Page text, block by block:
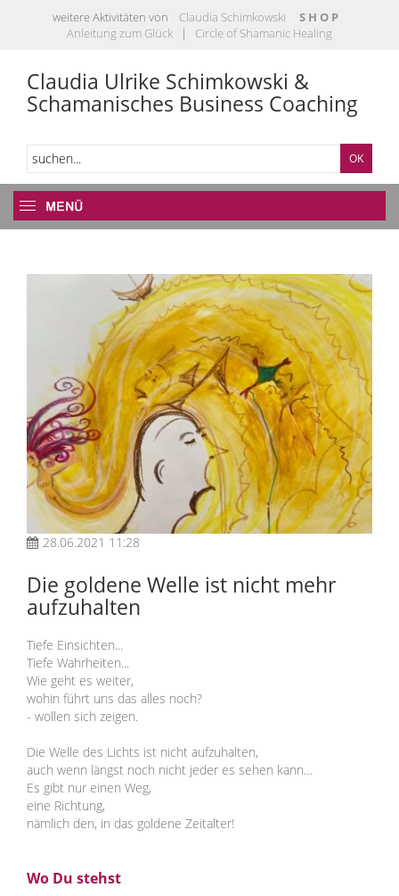
weitere Aktivitäten von Claudia Schimkowski
S H O P
Anleitung zum Glück | Circle of Shamanic Healing
Claudia Ulrike Schimkowski &
Schamanisches Business Coaching
28.06.2021 11:28
Die goldene Welle ist nicht mehr
aufzuhalten
Tiefe Einsichten...
Tiefe Wahrheiten...
Wie geht es weiter,
wohin führt uns das alles noch?
- wollen sich zeigen.
Die Welle des Lichts ist nicht aufzuhalten,
auch wenn längst noch nicht jeder es sehen kann…
Es gibt nur einen Weg,
eine Richtung,
nämlich den, in das goldene Zeitalter!
Wo Du stehst